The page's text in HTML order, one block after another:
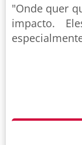
"Onde quer
impacto.